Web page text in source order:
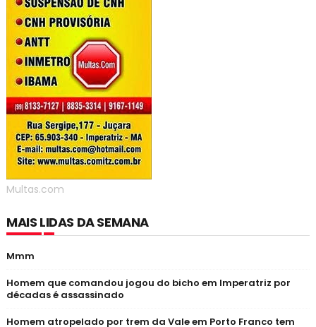
Multas.com
MAIS LIDAS DA SEMANA
Mmm
Homem que comandou jogou do bicho em Imperatriz por
décadas é assassinado
Homem atropelado por trem da Vale em Porto Franco tem